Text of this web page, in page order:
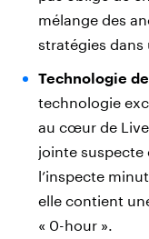
mélange des
stratégies dans
Technologie
technologie
au cœur de Live
jointe
l’inspecte
elle contient
« 0-hour ».